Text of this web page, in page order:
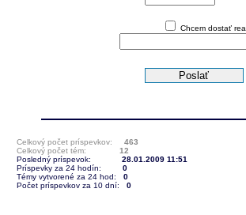
Chcem dostať
Celkový počet príspevkov: 463
Celkový počet tém: 12
Posledný príspevok: 28.01.2009 11:51
Príspevky za 24 hodín: 0
Témy vytvorené za 24 hod: 0
Počet príspevkov za 10 dní: 0